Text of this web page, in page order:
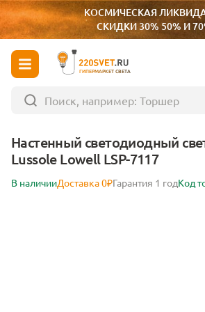
КОСМИЧЕСКАЯ
СКИДКИ 30% 50% И
ГИПЕРМАРКЕТ СВЕТА
Настенный светодиодный
Lussole Lowell LSP-7117
В наличииДоставка 0₽Гарантия 1 годКод